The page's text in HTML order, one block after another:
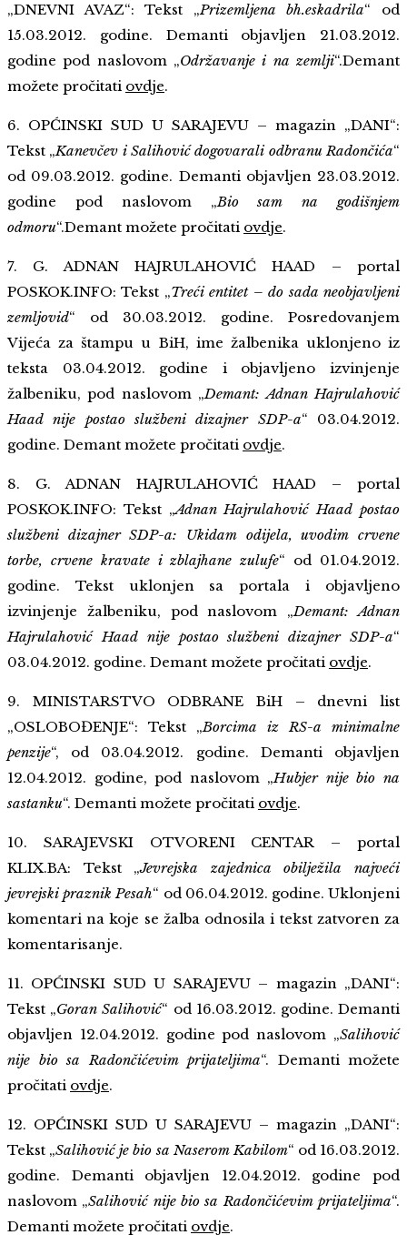
„DNEVNI AVAZ“: Tekst „Prizemljena bh.eskadrila“ od
15.03.2012. godine. Demanti objavljen 21.03.2012.
godine pod naslovom „Održavanje i na zemlji“.Demant
možete pročitati ovdje.
6. OPĆINSKI SUD U SARAJEVU – magazin „DANI“:
Tekst „Kanevčev i Salihović dogovarali odbranu Radončića“
od 09.03.2012. godine. Demanti objavljen 23.03.2012.
godine pod naslovom „Bio sam na godišnjem
odmoru“.Demant možete pročitati ovdje.
7. G. ADNAN HAJRULAHOVIĆ HAAD – portal
POSKOK.INFO: Tekst „Treći entitet – do sada neobjavljeni
zemljovid“ od 30.03.2012. godine. Posredovanjem
Vijeća za štampu u BiH, ime žalbenika uklonjeno iz
teksta 03.04.2012. godine i objavljeno izvinjenje
žalbeniku, pod naslovom „Demant: Adnan Hajrulahović
Haad nije postao službeni dizajner SDP-a“ 03.04.2012.
godine. Demant možete pročitati ovdje.
8. G. ADNAN HAJRULAHOVIĆ HAAD – portal
POSKOK.INFO: Tekst „Adnan Hajrulahović Haad postao
službeni dizajner SDP-a: Ukidam odijela, uvodim crvene
torbe, crvene kravate i zblajhane zulufe“ od 01.04.2012.
godine. Tekst uklonjen sa portala i objavljeno
izvinjenje žalbeniku, pod naslovom „Demant: Adnan
Hajrulahović Haad nije postao službeni dizajner SDP-a“
03.04.2012. godine. Demant možete pročitati ovdje.
9. MINISTARSTVO ODBRANE BiH – dnevni list
„OSLOBOĐENJE“: Tekst „Borcima iz RS-a minimalne
penzije“, od 03.04.2012. godine. Demanti objavljen
12.04.2012. godine, pod naslovom „Hubjer nije bio na
sastanku“. Demanti možete pročitati ovdje.
10. SARAJEVSKI OTVORENI CENTAR – portal
KLIX.BA: Tekst „Jevrejska zajednica obilježila najveći
jevrejski praznik Pesah“ od 06.04.2012. godine. Uklonjeni
komentari na koje se žalba odnosila i tekst zatvoren za
komentarisanje.
11. OPĆINSKI SUD U SARAJEVU – magazin „DANI“:
Tekst „Goran Salihović“ od 16.03.2012. godine. Demanti
objavljen 12.04.2012. godine pod naslovom „Salihović
nije bio sa Radončićevim prijateljima“. Demanti možete
pročitati ovdje.
12. OPĆINSKI SUD U SARAJEVU – magazin „DANI“:
Tekst „Salihović je bio sa Naserom Kabilom“ od 16.03.2012.
godine. Demanti objavljen 12.04.2012. godine pod
naslovom „Salihović nije bio sa Radončićevim prijateljima“.
Demanti možete pročitati ovdje.